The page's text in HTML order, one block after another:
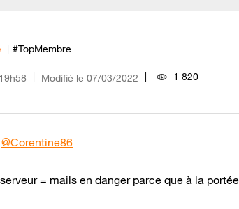
#TopMembre
19h58 Modifié le 07/03/2022 1 820
@Corentine86
= mails en danger parce que à la